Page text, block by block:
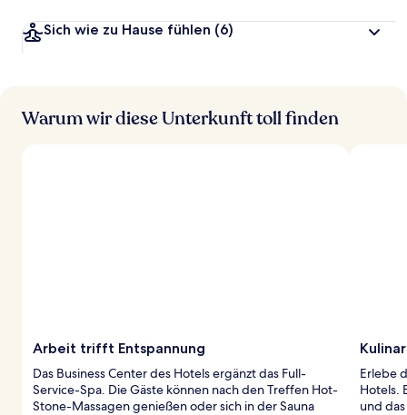
Sich wie zu Hause fühlen (6)
Warum wir diese Unterkunft toll finden
Arbeit trifft Entspannung
Das Business Center des Hotels ergänzt das Full-
Service-Spa. Die Gäste können nach den Treffen Hot-
Stone-Massagen genießen oder sich in der Sauna
Erlebe
Hotels.
und